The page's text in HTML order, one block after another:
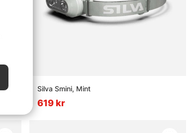
Silva Smini, Mint
619 kr